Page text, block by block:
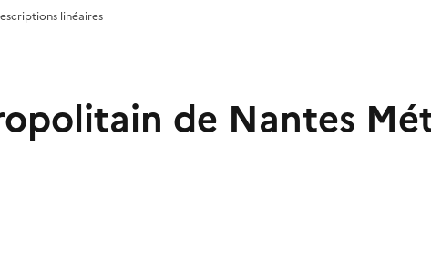
linéaires
de Nantes